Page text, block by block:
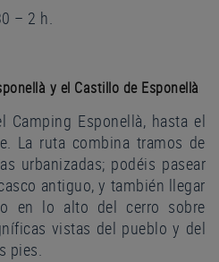
– 2 h.
y el Castillo de Esponellà
Camping Esponellà, hasta el
La ruta combina tramos de
urbanizadas; podéis pasear
antiguo, y también llegar
en lo alto del cerro sobre
vistas del pueblo y del
pies.